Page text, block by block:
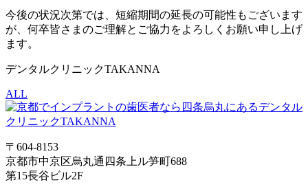
今後の状況次第では、短縮期間の延長の可能性もございます
が、何卒皆さまのご理解とご協力をよろしくお願い申し上げ
ます。
デンタルクリニックTAKANNA
ALL
〒604-8153
京都市中京区烏丸通四条上ル笋町688
第15長谷ビル2F